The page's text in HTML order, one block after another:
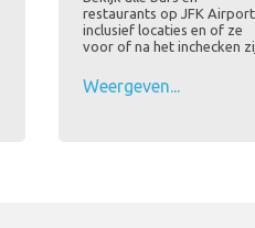
restaurants op JFK
inclusief locaties en of ze
voor of na het inchecken
Weergeven...